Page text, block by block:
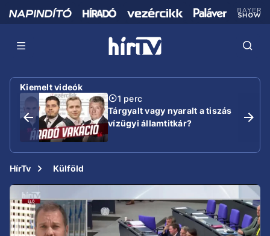
Kiemelt videók
1 perc
Tárgyalt vagy nyaralt a tiszás
vízügyi államtitkár?
HírTv Külföld